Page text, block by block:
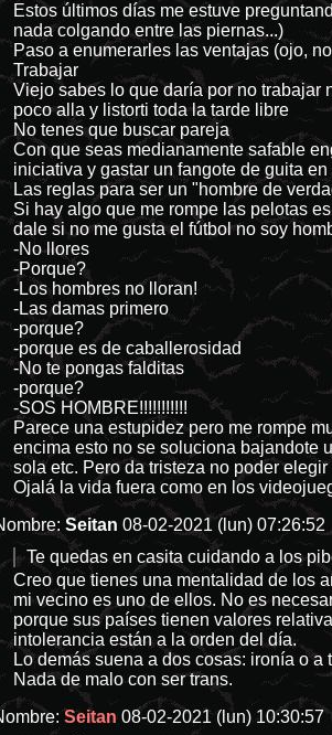
Estos últimos días me estuve
nada colgando entre las piernas...)
Paso a enumerarles las ventajas (ojo,
Trabajar
Viejo sabes lo que daría por no trabajar
poco alla y listorti toda la tarde libre
No tenes que buscar pareja
Con que seas medianamente safable
iniciativa y gastar un fangote de guita
Las reglas para ser un "hombre de
Si hay algo que me rompe las pelotas
dale si no me gusta el fútbol no soy
-No llores
-Porque?
-Los hombres no lloran!
-Las damas primero
-porque?
-porque es de caballerosidad
-No te pongas falditas
-porque?
-SOS HOMBRE!!!!!!!!!!!
Parece una estupidez pero me rompe
encima esto no se soluciona bajandote
sola etc. Pero da tristeza no poder elegir
Ojalá la vida fuera como en los
Seitan 08-02-2021 (lun) 07:26:52
Te quedas en casita cuidando a los
Creo que tienes una mentalidad de los
mi vecino es uno de ellos. No es
porque sus países tienen valores
intolerancia están a la orden del día.
Lo demás suena a dos cosas: ironía o
Nada de malo con ser trans.
Seitan 08-02-2021 (lun) 10:30:57